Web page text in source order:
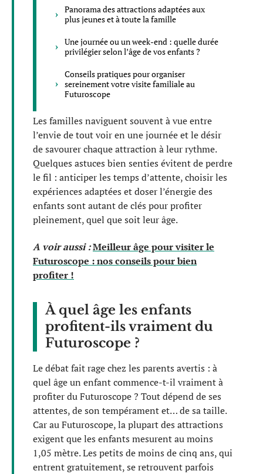
Panorama des attractions adaptées aux
plus jeunes et à toute la famille
Une journée ou un week-end : quelle durée
privilégier selon l’âge de vos enfants ?
Conseils pratiques pour organiser
sereinement votre visite familiale au
Futuroscope
Les familles naviguent souvent à vue entre
l’envie de tout voir en une journée et le désir
de savourer chaque attraction à leur rythme.
Quelques astuces bien senties évitent de perdre
le fil : anticiper les temps d’attente, choisir les
expériences adaptées et doser l’énergie des
enfants sont autant de clés pour profiter
pleinement, quel que soit leur âge.
A voir aussi :Meilleur âge pour visiter le
Futuroscope : nos conseils pour bien
profiter !
À quel âge les enfants
profitent-ils vraiment du
Futuroscope ?
Le débat fait rage chez les parents avertis : à
quel âge un enfant commence-t-il vraiment à
profiter du Futuroscope ? Tout dépend de ses
attentes, de son tempérament et… de sa taille.
Car au Futuroscope, la plupart des attractions
exigent que les enfants mesurent au moins
1,05 mètre. Les petits de moins de cinq ans, qui
entrent gratuitement, se retrouvent parfois